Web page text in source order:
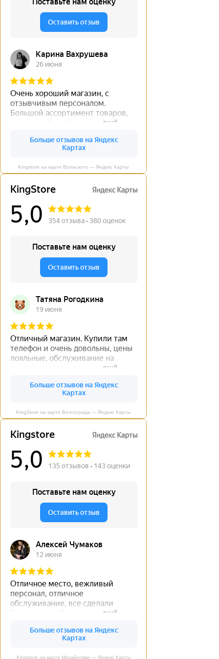
Kingstore на карте Волжского — Яндекс Карты
KingStore на карте Волгограда — Яндекс Карты
Kingstore на карте Михайловки — Яндекс Карты